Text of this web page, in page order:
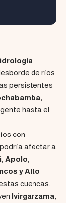
de ríos
persistentes
hasta el
con
podría afectar a
Apolo,
y Alto
cuencas.
Ivirgarzama,